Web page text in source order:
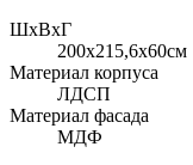
ШхВхГ
200x215,6х60см
Материал корпуса
ЛДСП
Материал фасада
МДФ